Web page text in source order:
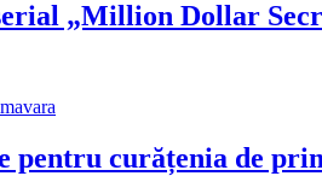
„Million Dollar
pentru curățenia de